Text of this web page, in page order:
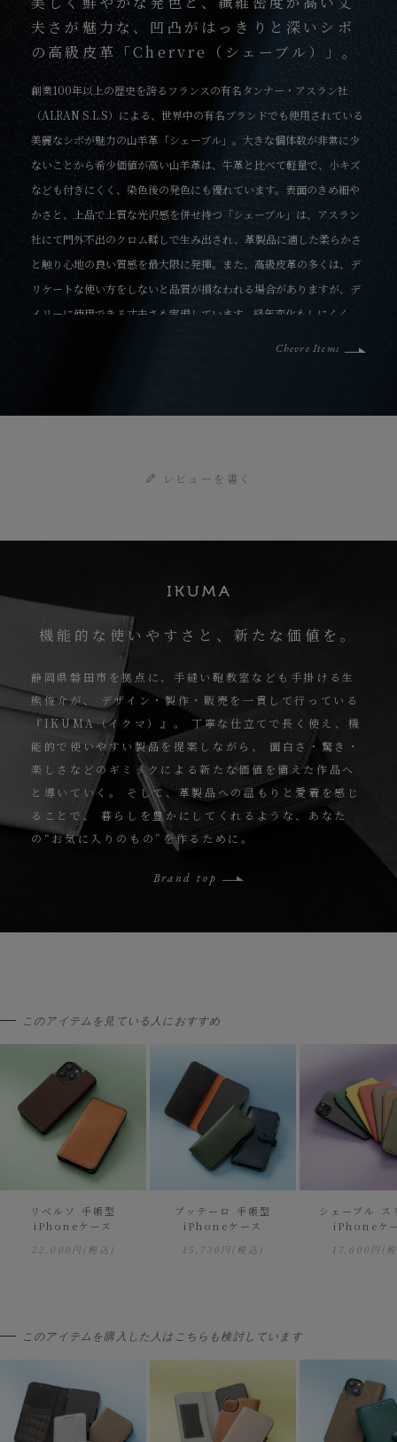
夫さが魅力な、凹凸がはっきりと深いシボ
の高級皮革「Chervre（シェーブル）」。
創業100年以上の歴史を誇るフランスの有名タンナー・アスラン社
（ALRAN S.L.S）による、世界中の有名ブランドでも使用されている
美麗なシボが魅力の山羊革「シェーブル」。大きな個体数が非常に少
ないことから希少価値が高い山羊革は、牛革と比べて軽量で、小キズ
なども付きにくく、染色後の発色にも優れています。表面のきめ細や
かさと、上品で上質な光沢感を併せ持つ「シェーブル」は、アスラン
社にて門外不出のクロム鞣しで生み出され、革製品に適した柔らかさ
と触り心地の良い質感を最大限に発揮。また、高級皮革の多くは、デ
リケートな使い方をしないと品質が損なわれる場合がありますが、デ
イリーに使用できる丈夫さも実現しています。経年変化もしにくく、
Chevre Items
レビューを書く
機能的な使いやすさと、新たな価値を。
静岡県磐田市を拠点に、手縫い鞄教室なども手掛ける生
熊俊介が、
デザイン・製作・販売を一貫して行っている
『IKUMA（イクマ）』。
丁寧な仕立てで長く使え、機
能的で使いやすい製品を提案しながら、
面白さ・驚き・
楽しさなどのギミックによる新たな価値を備えた作品へ
と導いていく。
そして、革製品への温もりと愛着を感じ
ることで、
暮らしを豊かにしてくれるような、あなた
の“お気に入りのもの”を作るために。
Brand top
このアイテムを見ている人におすすめ
リベルソ 手帳型
iPhoneケース
22,000円(税込)
ブッテーロ 手帳型
iPhoneケース
15,730円(税込)
シェーブル ス
iPhoneケ
17,600円(
このアイテムを購入した人はこちらも検討しています